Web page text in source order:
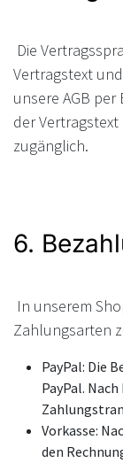
Die
Vertragstext
unsere AGB
der
zugänglich.
6.
In unserem
Zahlungsarten
PayPal: Die
PayPal.
Vorkasse:
den